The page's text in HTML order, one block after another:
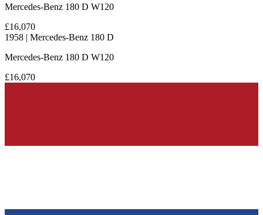
Mercedes-Benz 180 D W120
£16,070
1958 | Mercedes-Benz 180 D
Mercedes-Benz 180 D W120
£16,070